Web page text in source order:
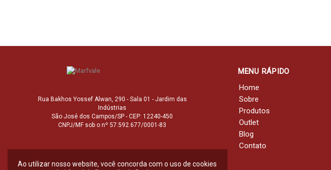
Rua Bakhos Yossef Alwan, 290 - Sala 01 - Jardim das
Indústrias
São José dos Campos/SP - CEP: 12240-450
CNPJ/MF sob o nº 57.592.677/0001-83
MENU RÁPIDO
Home
Sobre
Produtos
Outlet
Blog
Contato
Ao utilizar nosso website, você concorda com o uso de cookies